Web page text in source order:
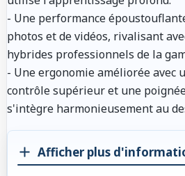
- Une performance
photos et de vidéos, rivalisant
hybrides professionnels de la
- Une ergonomie améliorée avec
contrôle supérieur et une
s'intègre harmonieusement au
Afficher plus